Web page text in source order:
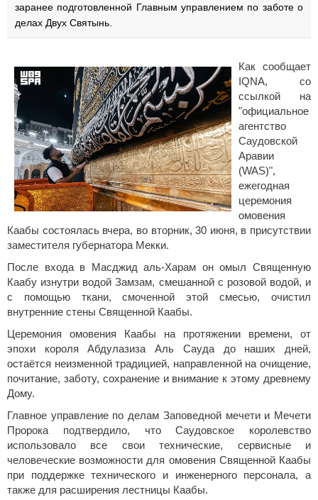
заранее подготовленной Главным управлением по заботе о
делах Двух Святынь.
Как сообщает
IQNA, со
ссылкой на
"официальное
агентство
Саудовской
Аравии
(WAS)",
ежегодная
церемония
омовения
Каабы состоялась вчера, во вторник, 30 июня, в присутствии
заместителя губернатора Мекки.
После входа в Масджид аль-Харам он омыл Священную
Каабу изнутри водой Замзам, смешанной с розовой водой, и
с помощью ткани, смоченной этой смесью, очистил
внутренние стены Священной Каабы.
Церемония омовения Каабы на протяжении времени, от
эпохи короля Абдулазиза Аль Сауда до наших дней,
остаётся неизменной традицией, направленной на очищение,
почитание, заботу, сохранение и внимание к этому древнему
Дому.
Главное управление по делам Заповедной мечети и Мечети
Пророка подтвердило, что Саудовское королевство
использовало все свои технические, сервисные и
человеческие возможности для омовения Священной Каабы
при поддержке технического и инженерного персонала, а
также для расширения лестницы Каабы.